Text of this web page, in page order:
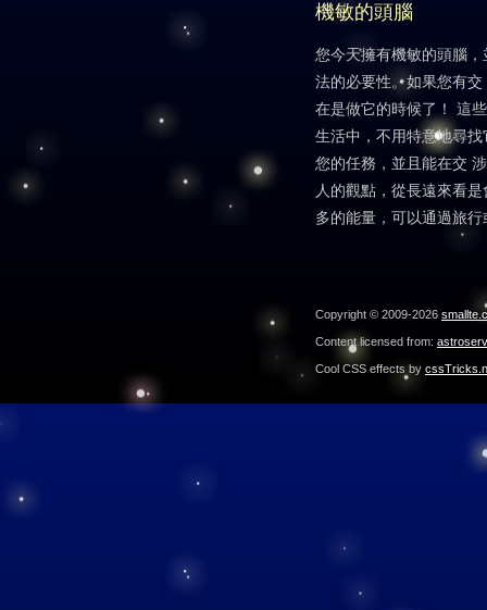
機敏的頭腦
您今天擁有機敏的頭腦
法的必要性。如果您有
在是做它的時候了！ 這
生活中，不用特意地尋
您的任務，並且能在交
人的觀點，從長遠來看
多的能量，可以通過旅
Copyright © 2009-2026
Content licensed from:
Cool CSS effects by